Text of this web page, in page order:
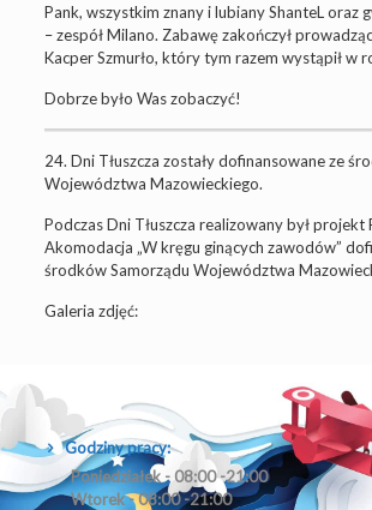
Pank, wszystkim znany i lubiany ShanteL oraz
– zespół Milano. Zabawę zakończył
Kacper Szmurło, który tym razem wystąpił w
Dobrze było Was zobaczyć!
24. Dni Tłuszcza zostały dofinansowane ze
Województwa Mazowieckiego.
Podczas Dni Tłuszcza realizowany był projekt
Akomodacja „W kręgu ginących zawodów”
środków Samorządu Województwa
Galeria zdjęć:
Godziny pracy:
Poniedziałek - 08:00 -21:00
Wtorek - 08:00 -21:00